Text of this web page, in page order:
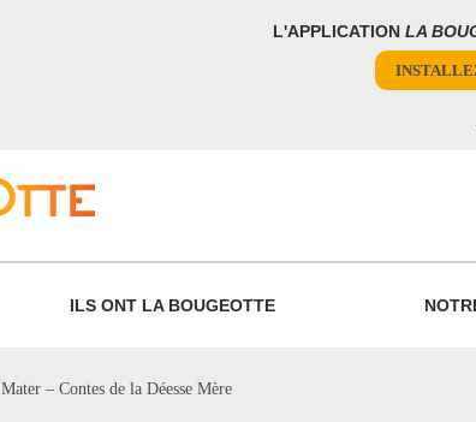
L'APPLICATION LA
ILS ONT LA BOUGEOTTE
Mater – Contes de la Déesse Mère